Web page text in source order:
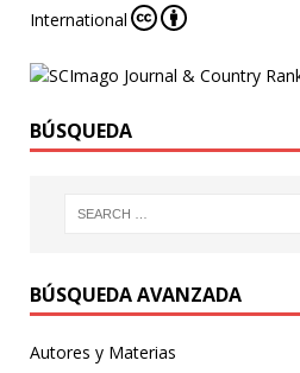
International
BÚSQUEDA
BÚSQUEDA AVANZADA
Autores y Materias